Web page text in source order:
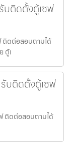
บติดตั้งตู้เซฟ
ติดต่อสอบถามได้
ตู้เ
บติดตั้งตู้เซฟ
ติดต่อสอบถามได้